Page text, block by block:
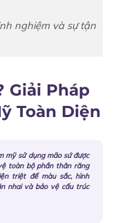
nghiệm và sự tận
Giải Pháp
Toàn Diện
mỹ sử dụng mão sứ được
toàn bộ phần thân răng
triệt để màu sắc, hình
nhai và bảo vệ cấu trúc